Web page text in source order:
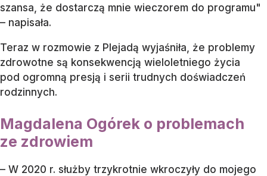
szansa, że dostarczą mnie wieczorem do programu"
– napisała.
Teraz w rozmowie z Plejadą wyjaśniła, że problemy
zdrowotne są konsekwencją wieloletniego życia
pod ogromną presją i serii trudnych doświadczeń
rodzinnych.
Magdalena Ogórek o problemach
ze zdrowiem
– W 2020 r. służby trzykrotnie wkroczyły do mojego